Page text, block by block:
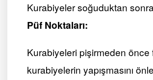
Kurabiyeler soğuduktan
Püf Noktaları:
Kurabiyeleri pişirmeden önce
kurabiyelerin yapışmasını